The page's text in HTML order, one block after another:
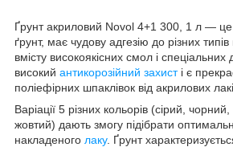
Ґрунт акриловий Novol 4+1 300, 1 л —
ґрунт, має чудову адгезію до різних
вмісту високоякісних смол і спеціальних
високий антикорозійний захисті є
поліефірних шпаклівок від акрилових
Варіації 5 різних кольорів (сірий,
жовтий) дають змогу підібрати
накладеного лаку. Ґрунт